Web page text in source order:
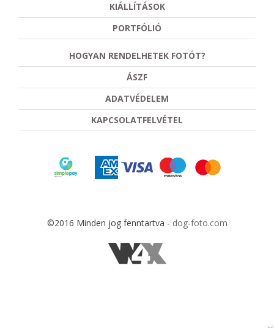
KIÁLLÍTÁSOK
PORTFÓLIÓ
HOGYAN RENDELHETEK FOTÓT?
ÁSZF
ADATVÉDELEM
KAPCSOLATFELVÉTEL
©2016 Minden jog fenntartva - dog-foto.com